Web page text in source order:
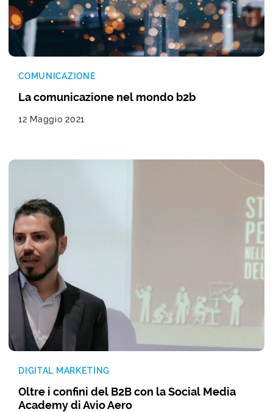
COMUNICAZIONE
La comunicazione nel mondo b2b
12 Maggio 2021
DIGITAL MARKETING
Oltre i confini del B2B con la Social Media
Academy di Avio Aero